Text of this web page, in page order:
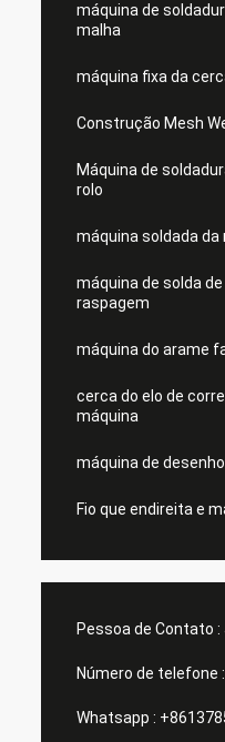
máquina de
malha
máquina fixa da
Construção Mesh
Máquina de
rolo
máquina soldada da
máquina de solda
raspagem
máquina do arame
cerca do elo de
máquina
máquina de
Fio que endireita e
Pessoa de Contato :
Número de telefone :
Whatsapp :